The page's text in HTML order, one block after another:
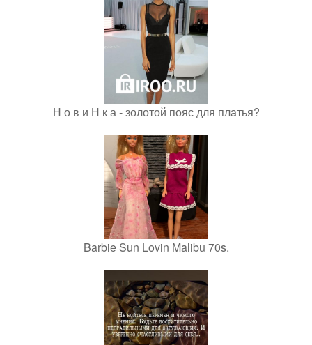
Н о в и Н к а - золотой пояс для платья?
Barbie Sun Lovin Malibu 70s.